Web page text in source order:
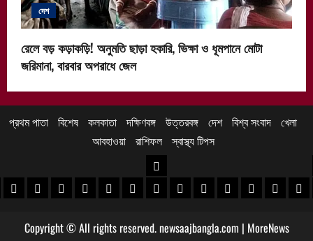
দেশ
রেলে বড় কড়াকড়ি! অনুমতি ছাড়া হকারি, ভিক্ষা ও ধূমপানে মোটা
জরিমানা, বারবার অপরাধে জেল
প্রথম পাতা বিশেষ কলকাতা দক্ষিণবঙ্গ উত্তরবঙ্গ দেশ বিশ্ব সংবাদ খেলা
আবহাওয়া
রাশিফল স্বাস্থ্য টিপস
খবর
খবর
পুরুলিয়া খবর
বাঁকুড়া খবরপশ্চিম বর্ধমান খবর
পূর্ব বর্ধমান খবর
বীরভূম খবরমুর্শিদাবাদ খবর
উত্তরবঙ্গ
কোচবিহার নিউজ
আলিপুরদুয়ার খবর
জলপাইগুড়ি খবর
শিলিগুড়ি খবর
উত্তরদক্ষিণ
Copyright © All rights reserved. newsaajbangla.com | MoreNews